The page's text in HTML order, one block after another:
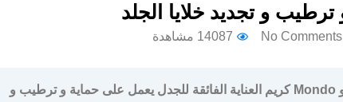
No Comments
14087 مشاهدة
سعر و مميزات كريم موندو Mondo كريم العناية الفائقة للجدل يعمل على حماية و ترطيب و